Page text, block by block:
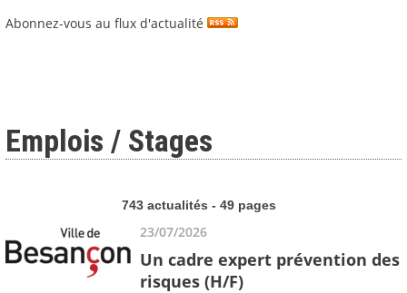
Abonnez-vous au flux d'actualité
Emplois / Stages
743 actualités - 49 pages
23/07/2026
Un cadre expert prévention des
risques (H/F)